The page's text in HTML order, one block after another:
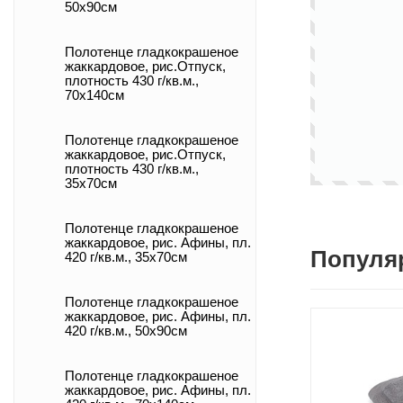
50х90см
Полотенце гладкокрашеное
жаккардовое, рис.Отпуск,
плотность 430 г/кв.м.,
70х140см
Полотенце гладкокрашеное
жаккардовое, рис.Отпуск,
плотность 430 г/кв.м.,
35х70см
Полотенце гладкокрашеное
жаккардовое, рис. Афины, пл.
420 г/кв.м., 35х70см
Полотенце гладкокрашеное
жаккардовое, рис. Афины, пл.
420 г/кв.м., 50х90см
Полотенце гладкокрашеное
жаккардовое, рис. Афины, пл.